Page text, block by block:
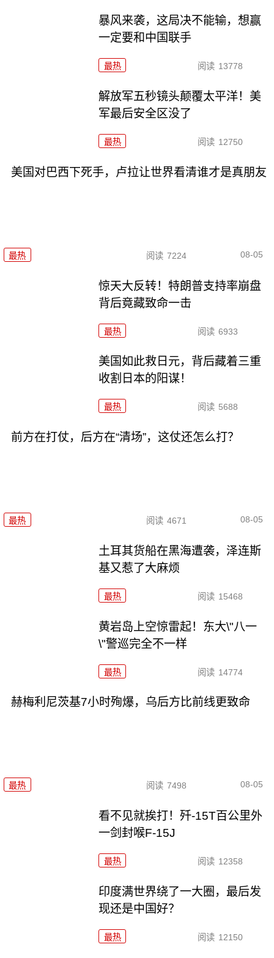
暴风来袭，这局决不能输，想赢
一定要和中国联手
最热 阅读 13778
解放军五秒镜头颠覆太平洋！美
军最后安全区没了
最热 阅读 12750
美国对巴西下死手，卢拉让世界看清谁才是真朋友
最热 阅读 7224 08-05
惊天大反转！特朗普支持率崩盘
背后竟藏致命一击
最热 阅读 6933
美国如此救日元，背后藏着三重
收割日本的阳谋！
最热 阅读 5688
前方在打仗，后方在“清场”，这仗还怎么打？
最热 阅读 4671 08-05
土耳其货船在黑海遭袭，泽连斯
基又惹了大麻烦
最热 阅读 15468
黄岩岛上空惊雷起！东大\"八一
\"警巡完全不一样
最热 阅读 14774
赫梅利尼茨基7小时殉爆，乌后方比前线更致命
最热 阅读 7498 08-05
看不见就挨打！歼-15T百公里外
一剑封喉F-15J
最热 阅读 12358
印度满世界绕了一大圈，最后发
现还是中国好？
最热 阅读 12150